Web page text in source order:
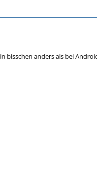
bisschen anders als bei